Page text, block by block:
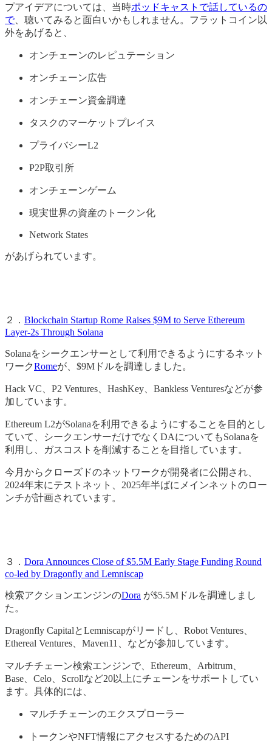
プアイデアについては、当時ポッドキャストで話しているの
で、聴いてみると面白いかもしれません。フラットコイン以
外をあげると、
オンチェーンのレピュテーション
オンチェーン広告
オンチェーン資金調達
タスクのマーケットプレイス
プライバシーL2
P2P取引所
オンチェーンゲーム
現実世界の資産のトークン化
Network States
があげられています。
２． Blockchain Startup Rome Raises $9M to Serve Ethereum
Layer-2s Through Solana
Solanaをシークエンサーとして利用できるようにするネット
ワークRomeが、$9Mドルを調達しました。
Hack VC、P2 Ventures、HashKey、Bankless Venturesなどが参
加しています。
Ethereum L2がSolanaを利用できるようにすることを目的とし
ていて、シークエンサーだけでなくDAについてもSolanaを
利用し、ガスコストを削減することを目指しています。
今月からクローズドのネットワークが開発者に公開され、
2024年末にテストネット、2025年半ばにメインネットのロー
ンチが計画されています。
３． Dora Announces Close of $5.5M Early Stage Funding Round
co-led by Dragonfly and Lemniscap
検索アクションエンジンのDora が$5.5Mドルを調達しまし
た。
Dragonfly CapitalとLemniscapがリードし、Robot Ventures、
Ethereal Ventures、Maven11、などが参加しています。
マルチチェーン検索エンジンで、Ethereum、Arbitrum、
Base、Celo、Scrollなど20以上にチェーンをサポートしてい
ます。具体的には、
マルチチェーンのエクスプローラー
トークンやNFT情報にアクセスするためのAPI